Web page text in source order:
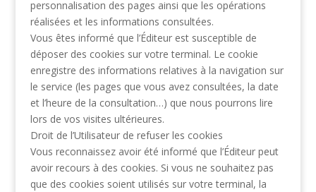
personnalisation des pages ainsi que les opérations
réalisées et les informations consultées.
Vous êtes informé que l’Éditeur est susceptible de
déposer des cookies sur votre terminal. Le cookie
enregistre des informations relatives à la navigation sur
le service (les pages que vous avez consultées, la date
et l’heure de la consultation…) que nous pourrons lire
lors de vos visites ultérieures.
Droit de l’Utilisateur de refuser les cookies
Vous reconnaissez avoir été informé que l’Éditeur peut
avoir recours à des cookies. Si vous ne souhaitez pas
que des cookies soient utilisés sur votre terminal, la